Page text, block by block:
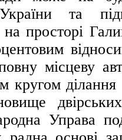
та
просторі
місцеву
кругом
Управа